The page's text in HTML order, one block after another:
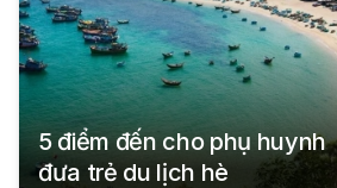
5 điểm đến cho phụ huynh
đưa trẻ du lịch hè